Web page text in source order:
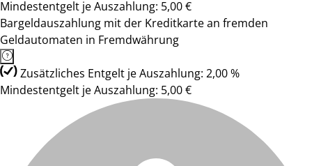
Mindestentgelt je Auszahlung: 5,00 €
Bargeldauszahlung mit der Kreditkarte an fremden
Geldautomaten in Fremdwährung
Zusätzliches Entgelt je Auszahlung: 2,00 %
Mindestentgelt je Auszahlung: 5,00 €